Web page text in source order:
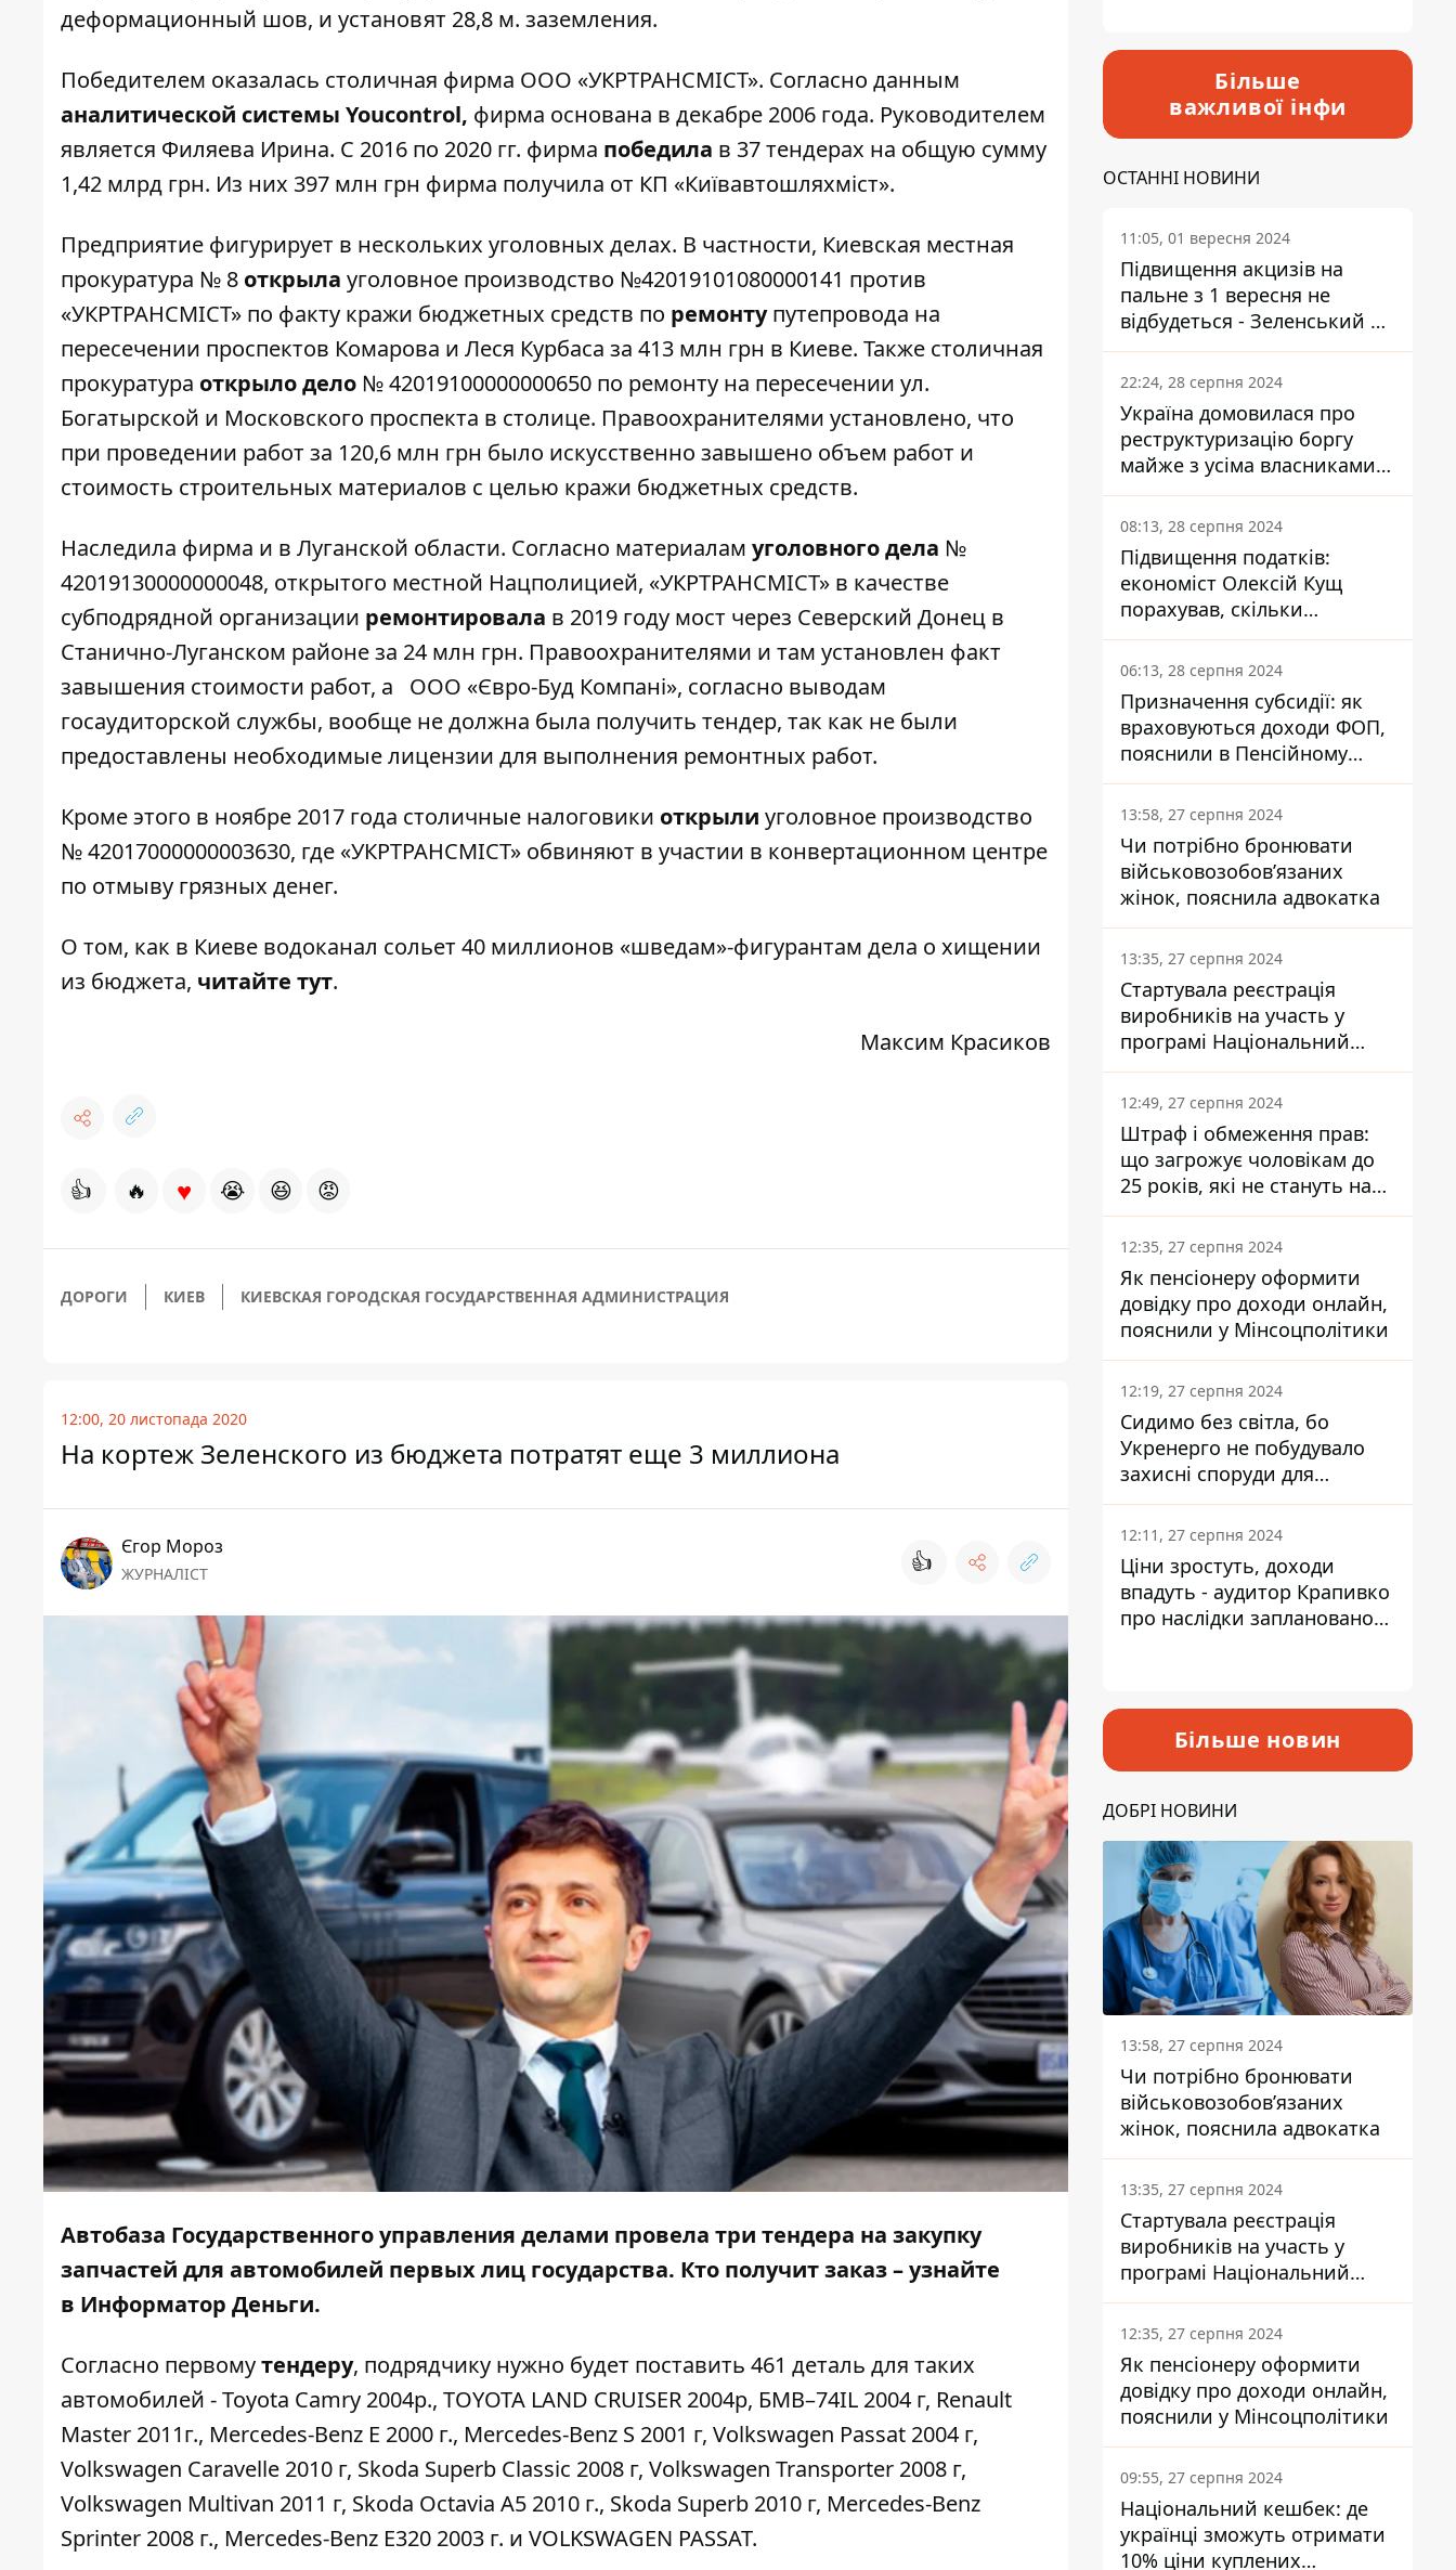
деформационный шов, и установят 28,8 м. заземления.
Победителем оказалась столичная фирма ООО «УКРТРАНСМІСТ». Согласно данным
аналитической системы Youcontrol, фирма основана в декабре 2006 года. Руководителем
является Филяева Ирина. С 2016 по 2020 гг. фирма победила в 37 тендерах на общую сумму
1,42 млрд грн. Из них 397 млн грн фирма получила от КП «Київавтошляхміст».
Предприятие фигурирует в нескольких уголовных делах. В частности, Киевская местная
прокуратура № 8 открыла уголовное производство №42019101080000141 против
«УКРТРАНСМІСТ» по факту кражи бюджетных средств по ремонтупутепровода на
пересечении проспектов Комарова и Леся Курбаса за 413 млн грн в Киеве. Также столичная
прокуратура открыло дело № 42019100000000650 по ремонту на пересечении ул.
Богатырской и Московского проспекта в столице. Правоохранителями установлено, что
при проведении работ за 120,6 млн грн было искусственно завышено объем работ и
стоимость строительных материалов с целью кражи бюджетных средств.
Наследила фирма и в Луганской области. Согласно материалам уголовного дела №
42019130000000048, открытого местной Нацполицией, «УКРТРАНСМІСТ» в качестве
субподрядной организации ремонтировала в 2019 году мост через Северский Донец в
Станично-Луганском районе за 24 млн грн. Правоохранителями и там установлен факт
завышения стоимости работ, а ООО «Євро-Буд Компані», согласно выводам
госаудиторской службы, вообще не должна была получить тендер, так как не были
предоставлены необходимые лицензии для выполнения ремонтных работ.
Кроме этого в ноябре 2017 года столичные налоговики открыли уголовное производство
№ 42017000000003630, где «УКРТРАНСМІСТ» обвиняют в участии в конвертационном центре
по отмыву грязных денег.
О том, как в Киеве водоканал сольет 40 миллионов «шведам»-фигурантам дела о хищении
из бюджета, читайте тут.
Максим Красиков
👍 🔥 ♥ 😭 😆 😡
ДОРОГИ КИЕВ КИЕВСКАЯ ГОРОДСКАЯ ГОСУДАРСТВЕННАЯ АДМИНИСТРАЦИЯ
12:00, 20 листопада 2020
На кортеж Зеленского из бюджета потратят еще 3 миллиона
Єгор Мороз
ЖУРНАЛІСТ 👍
Автобаза Государственного управления делами провела три тендера на закупку
запчастей для автомобилей первых лиц государства. Кто получит заказ – узнайте
в Информатор Деньги.
Согласно первомутендеру, подрядчику нужно будет поставить 461 деталь для таких
автомобилей - Toyota Camry 2004р., TOYOTA LAND CRUISER 2004р, БМВ–74ІL 2004 г, Renault
Master 2011г., Mercedes-Benz E 2000 г., Mercedes-Benz S 2001 г, Volkswagen Passat 2004 г,
Volkswagen Caravelle 2010 г, Skoda Superb Classic 2008 г, Volkswagen Transporter 2008 г,
Volkswagen Multivan 2011 г, Skoda Octavia A5 2010 г., Skoda Superb 2010 г, Mercedes-Benz
Sprinter 2008 г., Mercedes-Benz E320 2003 г. и VOLKSWAGEN PASSAT.
Більше
важливої інфи
ОСТАННІ НОВИНИ
11:05, 01 вересня 2024
Підвищення акцизів на
пальне з 1 вересня не
відбудеться - Зеленський не
підписав закон
22:24, 28 серпня 2024
Україна домовилася про
реструктуризацію боргу
майже з усіма власниками
єврооблігацій: що це
означає для країни
08:13, 28 серпня 2024
Підвищення податків:
економіст Олексій Кущ
порахував, скільки
заплатить кожен українець
06:13, 28 серпня 2024
Призначення субсидії: як
враховуються доходи ФОП,
пояснили в Пенсійному
фонді
13:58, 27 серпня 2024
Чи потрібно бронювати
військовозобов’язаних
жінок, пояснила адвокатка
13:35, 27 серпня 2024
Стартувала реєстрація
виробників на участь у
програмі Національний
кешбек: як це зробити
через портал Дія
12:49, 27 серпня 2024
Штраф і обмеження прав:
що загрожує чоловікам до
25 років, які не стануть на
військовий облік
12:35, 27 серпня 2024
Як пенсіонеру оформити
довідку про доходи онлайн,
пояснили у Мінсоцполітики
12:19, 27 серпня 2024
Сидимо без світла, бо
Укренерго не побудувало
захисні споруди для
енергетики - нардеп
Кучеренко
12:11, 27 серпня 2024
Ціни зростуть, доходи
впадуть - аудитор Крапивко
про наслідки запланованого
Більше новин
ДОБРІ НОВИНИ
13:58, 27 серпня 2024
Чи потрібно бронювати
військовозобов’язаних
жінок, пояснила адвокатка
13:35, 27 серпня 2024
Стартувала реєстрація
виробників на участь у
програмі Національний
кешбек: як це зробити
через портал Дія
12:35, 27 серпня 2024
Як пенсіонеру оформити
довідку про доходи онлайн,
пояснили у Мінсоцполітики
09:55, 27 серпня 2024
Національний кешбек: де
українці зможуть отримати
10% ціни куплених